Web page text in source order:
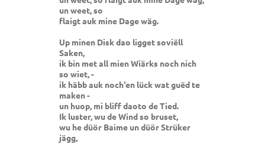
un weet, so
flaigt auk mine Dage wäg.
Up minen Disk dao ligget soviëll
Saken,
ik bin met all mien Wiärks noch nich
so wiet, -
ik häbb auk noch‘en lück wat guëd te
maken -
un huop, mi bliff daoto de Tied.
Ik luster, wu de Wind so bruset,
wu he düör Baime un düör Strüker
jägg,